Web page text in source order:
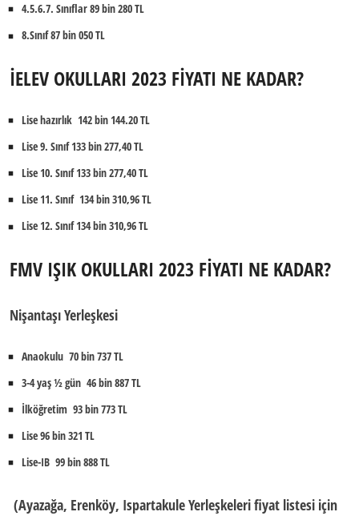
4.5.6.7. Sınıflar 89 bin 280 TL
8.Sınıf 87 bin 050 TL
İELEV OKULLARI 2023 FİYATI NE KADAR?
Lise hazırlık 142 bin 144.20 TL
Lise 9. Sınıf 133 bin 277,40 TL
Lise 10. Sınıf 133 bin 277,40 TL
Lise 11. Sınıf 134 bin 310,96 TL
Lise 12. Sınıf 134 bin 310,96 TL
FMV IŞIK OKULLARI 2023 FİYATI NE KADAR?
Nişantaşı Yerleşkesi
Anaokulu 70 bin 737 TL
3-4 yaş ½ gün 46 bin 887 TL
İlköğretim 93 bin 773 TL
Lise 96 bin 321 TL
Lise-IB 99 bin 888 TL
(Ayazağa, Erenköy, Ispartakule Yerleşkeleri fiyat listesi için